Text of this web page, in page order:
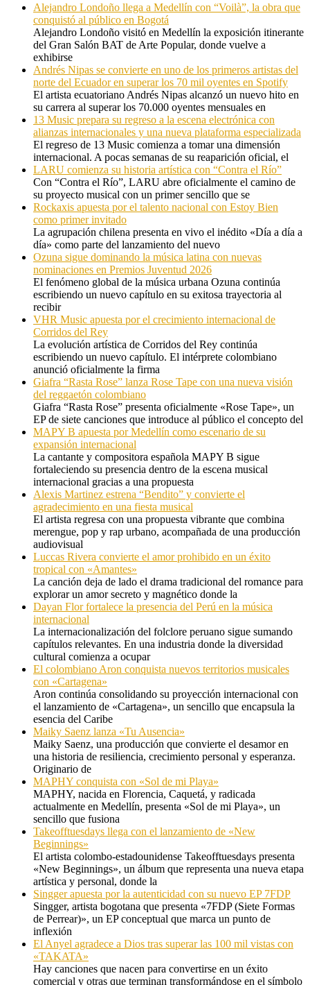
Alejandro Londoño llega a Medellín con “Voilà”, la obra que
conquistó al público en Bogotá
Alejandro Londoño visitó en Medellín la exposición itinerante
del Gran Salón BAT de Arte Popular, donde vuelve a
exhibirse
Andrés Nipas se convierte en uno de los primeros artistas del
norte del Ecuador en superar los 70 mil oyentes en Spotify
El artista ecuatoriano Andrés Nipas alcanzó un nuevo hito en
su carrera al superar los 70.000 oyentes mensuales en
13 Music prepara su regreso a la escena electrónica con
alianzas internacionales y una nueva plataforma especializada
El regreso de 13 Music comienza a tomar una dimensión
internacional. A pocas semanas de su reaparición oficial, el
LARU comienza su historia artística con “Contra el Río”
Con “Contra el Río”, LARU abre oficialmente el camino de
su proyecto musical con un primer sencillo que se
Rockaxis apuesta por el talento nacional con Estoy Bien
como primer invitado
La agrupación chilena presenta en vivo el inédito «Día a día a
día» como parte del lanzamiento del nuevo
Ozuna sigue dominando la música latina con nuevas
nominaciones en Premios Juventud 2026
El fenómeno global de la música urbana Ozuna continúa
escribiendo un nuevo capítulo en su exitosa trayectoria al
recibir
VHR Music apuesta por el crecimiento internacional de
Corridos del Rey
La evolución artística de Corridos del Rey continúa
escribiendo un nuevo capítulo. El intérprete colombiano
anunció oficialmente la firma
Giafra “Rasta Rose” lanza Rose Tape con una nueva visión
del reggaetón colombiano
Giafra “Rasta Rose” presenta oficialmente «Rose Tape», un
EP de siete canciones que introduce al público el concepto del
MAPY B apuesta por Medellín como escenario de su
expansión internacional
La cantante y compositora española MAPY B sigue
fortaleciendo su presencia dentro de la escena musical
internacional gracias a una propuesta
Alexis Martinez estrena “Bendito” y convierte el
agradecimiento en una fiesta musical
El artista regresa con una propuesta vibrante que combina
merengue, pop y rap urbano, acompañada de una producción
audiovisual
Luccas Rivera convierte el amor prohibido en un éxito
tropical con «Amantes»
La canción deja de lado el drama tradicional del romance para
explorar un amor secreto y magnético donde la
Dayan Flor fortalece la presencia del Perú en la música
internacional
La internacionalización del folclore peruano sigue sumando
capítulos relevantes. En una industria donde la diversidad
cultural comienza a ocupar
El colombiano Aron conquista nuevos territorios musicales
con «Cartagena»
Aron continúa consolidando su proyección internacional con
el lanzamiento de «Cartagena», un sencillo que encapsula la
esencia del Caribe
Maiky Saenz lanza «Tu Ausencia»
Maiky Saenz, una producción que convierte el desamor en
una historia de resiliencia, crecimiento personal y esperanza.
Originario de
MAPHY conquista con «Sol de mi Playa»
MAPHY, nacida en Florencia, Caquetá, y radicada
actualmente en Medellín, presenta «Sol de mi Playa», un
sencillo que fusiona
Takeofftuesdays llega con el lanzamiento de «New
Beginnings»
El artista colombo-estadounidense Takeofftuesdays presenta
«New Beginnings», un álbum que representa una nueva etapa
artística y personal, donde la
Singger apuesta por la autenticidad con su nuevo EP 7FDP
Singger, artista bogotana que presenta «7FDP (Siete Formas
de Perrear)», un EP conceptual que marca un punto de
inflexión
El Anyel agradece a Dios tras superar las 100 mil vistas con
«TAKATA»
Hay canciones que nacen para convertirse en un éxito
comercial y otras que terminan transformándose en el símbolo